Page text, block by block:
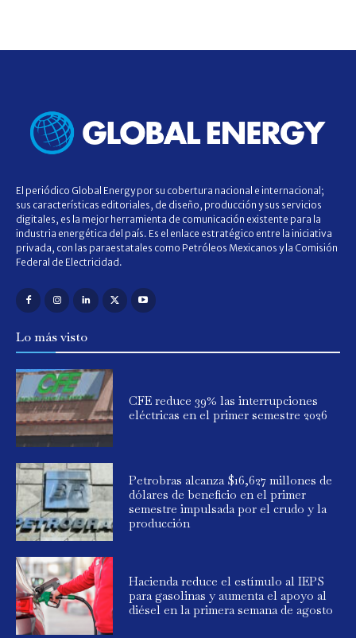
El periódico Global Energy por su cobertura nacional e internacional;
sus características editoriales, de diseño, producción y sus servicios
digitales, es la mejor herramienta de comunicación existente para la
industria energética del país. Es el enlace estratégico entre la iniciativa
privada, con las paraestatales como Petróleos Mexicanos y la Comisión
Federal de Electricidad.
Lo más visto
CFE reduce 39% las interrupciones
eléctricas en el primer semestre 2026
Petrobras alcanza $16,627 millones de
dólares de beneficio en el primer
semestre impulsada por el crudo y la
producción
Hacienda reduce el estímulo al IEPS
para gasolinas y aumenta el apoyo al
diésel en la primera semana de agosto